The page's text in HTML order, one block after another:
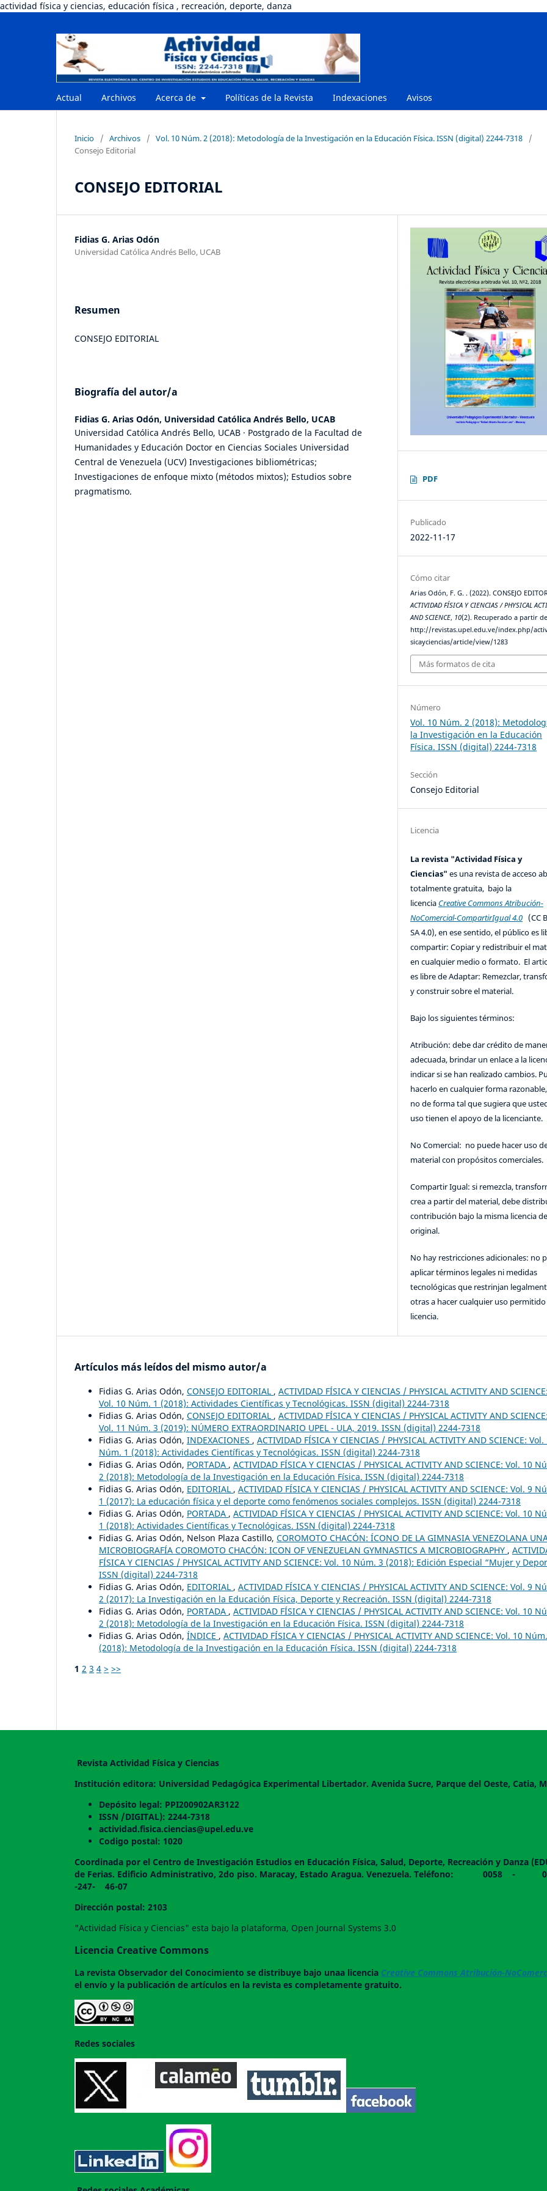
actividad física y ciencias, educación física , recreación, deporte, danza
Actual Archivos Acerca de Políticas de la Revista Indexaciones Avisos
Inicio / Archivos / Vol. 10 Núm. 2 (2018): Metodología de la Investigación en la Educación Física. ISSN (digital) 2244-7318
/
Consejo Editorial
CONSEJO EDITORIAL
Fidias G. Arias Odón
Universidad Católica Andrés Bello, UCAB
Resumen
CONSEJO EDITORIAL
Biografía del autor/a
Fidias G. Arias Odón, Universidad Católica Andrés Bello, UCAB
Universidad Católica Andrés Bello, UCAB · Postgrado de la Facultad de
Humanidades y Educación Doctor en Ciencias Sociales Universidad
Central de Venezuela (UCV) Investigaciones bibliométricas;
Investigaciones de enfoque mixto (métodos mixtos); Estudios sobre
pragmatismo.
PDF
Publicado
2022-11-17
Cómo citar
Arias Odón, F. G. . (2022). CONSEJO
ACTIVIDAD FÍSICA Y CIENCIAS / PHYSICAL
AND SCIENCE, 10(2). Recuperado a partir de
http://revistas.upel.edu.ve/index.php/
sicayciencias/article/view/1283
Más formatos de cita
Número
Vol. 10 Núm. 2 (2018):
la Investigación en la Educación
Física. ISSN (digital) 2244-7318
Sección
Consejo Editorial
Licencia
La revista "Actividad Física y
Ciencias"es una revista de acceso
totalmente gratuita, bajo la
licencia Creative Commons Atribución-
NoComercial-CompartirIgual 4.0 (CC
SA 4.0), en ese sentido, el público es
compartir: Copiar y redistribuir el
en cualquier medio o formato. El
es libre de Adaptar: Remezclar,
y construir sobre el material.
Bajo los siguientes términos:
Atribución: debe dar crédito de
adecuada, brindar un enlace a la
indicar si se han realizado cambios.
hacerlo en cualquier forma
no de forma tal que sugiera que
uso tienen el apoyo de la licenciante.
No Comercial: no puede hacer uso
material con propósitos comerciales.
Compartir Igual: si remezcla,
crea a partir del material, debe
contribución bajo la misma licencia
original.
No hay restricciones adicionales: no
aplicar términos legales ni medidas
tecnológicas que restrinjan
otras a hacer cualquier uso
licencia.
Artículos más leídos del mismo autor/a
Fidias G. Arias Odón, CONSEJO EDITORIAL , ACTIVIDAD FÍSICA Y CIENCIAS / PHYSICAL ACTIVITY AND SCIENCE:
Vol. 10 Núm. 1 (2018): Actividades Científicas y Tecnológicas. ISSN (digital) 2244-7318
Fidias G. Arias Odón, CONSEJO EDITORIAL , ACTIVIDAD FÍSICA Y CIENCIAS / PHYSICAL ACTIVITY AND SCIENCE:
Vol. 11 Núm. 3 (2019): NÚMERO EXTRAORDINARIO UPEL - ULA, 2019. ISSN (digital) 2244-7318
Fidias G. Arias Odón, INDEXACIONES , ACTIVIDAD FÍSICA Y CIENCIAS / PHYSICAL ACTIVITY AND SCIENCE: Vol.
Núm. 1 (2018): Actividades Científicas y Tecnológicas. ISSN (digital) 2244-7318
Fidias G. Arias Odón, PORTADA , ACTIVIDAD FÍSICA Y CIENCIAS / PHYSICAL ACTIVITY AND SCIENCE: Vol. 10
2 (2018): Metodología de la Investigación en la Educación Física. ISSN (digital) 2244-7318
Fidias G. Arias Odón, EDITORIAL , ACTIVIDAD FÍSICA Y CIENCIAS / PHYSICAL ACTIVITY AND SCIENCE: Vol. 9
1 (2017): La educación física y el deporte como fenómenos sociales complejos. ISSN (digital) 2244-7318
Fidias G. Arias Odón, PORTADA , ACTIVIDAD FÍSICA Y CIENCIAS / PHYSICAL ACTIVITY AND SCIENCE: Vol. 10
1 (2018): Actividades Científicas y Tecnológicas. ISSN (digital) 2244-7318
Fidias G. Arias Odón, Nelson Plaza Castillo, COROMOTO CHACÓN: ÍCONO DE LA GIMNASIA VENEZOLANA
MICROBIOGRAFÍA COROMOTO CHACÓN: ICON OF VENEZUELAN GYMNASTICS A MICROBIOGRAPHY ,
FÍSICA Y CIENCIAS / PHYSICAL ACTIVITY AND SCIENCE: Vol. 10 Núm. 3 (2018): Edición Especial “Mujer y
ISSN (digital) 2244-7318
Fidias G. Arias Odón, EDITORIAL , ACTIVIDAD FÍSICA Y CIENCIAS / PHYSICAL ACTIVITY AND SCIENCE: Vol. 9
2 (2017): La Investigación en la Educación Física, Deporte y Recreación. ISSN (digital) 2244-7318
Fidias G. Arias Odón, PORTADA , ACTIVIDAD FÍSICA Y CIENCIAS / PHYSICAL ACTIVITY AND SCIENCE: Vol. 10
2 (2018): Metodología de la Investigación en la Educación Física. ISSN (digital) 2244-7318
Fidias G. Arias Odón, ÍNDICE , ACTIVIDAD FÍSICA Y CIENCIAS / PHYSICAL ACTIVITY AND SCIENCE: Vol. 10
(2018): Metodología de la Investigación en la Educación Física. ISSN (digital) 2244-7318
1 2 3 4 > >>
Revista Actividad Física y Ciencias
Institución editora: Universidad Pedagógica Experimental Libertador. Avenida Sucre, Parque del Oeste, Catia,
Depósito legal: PPI200902AR3122
ISSN /DIGITAL): 2244-7318
actividad.fisica.ciencias@upel.edu.ve
Codigo postal: 1020
Coordinada por el Centro de Investigación Estudios en Educación Física, Salud, Deporte, Recreación y Danza
de Ferias. Edificio Administrativo, 2do piso. Maracay, Estado Aragua. Venezuela. Teléfono:
-247- 46-07
Dirección postal: 2103
"Actividad Física y Ciencias" esta bajo la plataforma, Open Journal Systems 3.0
Licencia Creative Commons
La revista Observador del Conocimiento se distribuye bajo unaa licencia Creative Commons Atribución-
el envío y la publicación de artículos en la revista es completamente gratuito.
Redes sociales